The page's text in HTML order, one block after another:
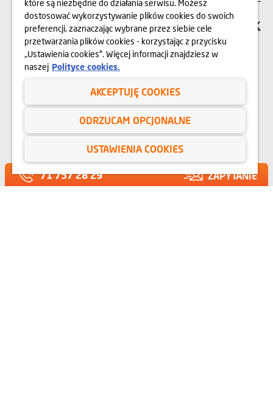
71 757 28 29 ZAPYTANIE
SIEDZIBA FIRMY
Dom Development Wrocław Sp. z o.o.
ul. Legnicka 16
53-673 Wrocław
71 747 74 74
KONTAKT
które są niezbędne do działania serwisu. Możesz
dostosować wykorzystywanie plików cookies do swoich
preferencji, zaznaczając wybrane przez siebie cele
przetwarzania plików cookies - korzystając z przycisku
„Ustawienia cookies”. Więcej informacji znajdziesz w
naszej Polityce cookies.
AKCEPTUJĘ COOKIES
ODRZUCAM OPCJONALNE
USTAWIENIA COOKIES